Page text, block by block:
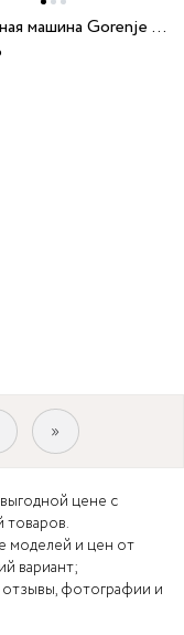
Стиральная машина Gorenje WNEI72SB
»
цене с
товаров.
моделей и цен от
вариант;
отзывы, фотографии и